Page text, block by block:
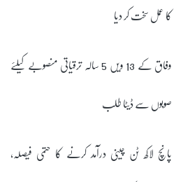
کا عمل سخت کر دیا
وفاق کے 13 ویں 5 سالہ ترقیاتی منصوبے کیلئے
صوبوں سے ڈیٹا طلب
پانچ لاکھ ٹن چینی درآمد کرنے کا حتمی فیصلہ،